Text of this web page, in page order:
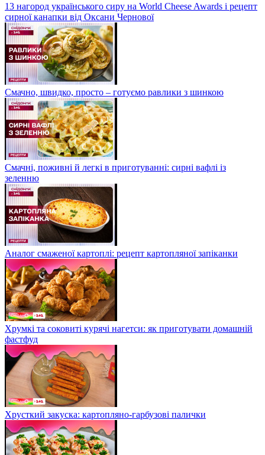
13 нагород українського сиру на World Cheese Awards і рецепт
сирної канапки від Оксани Чернової
Смачно, швидко, просто – готуємо равлики з шинкою
Смачні, поживні й легкі в приготуванні: сирні вафлі із
зеленню
Аналог смаженої картоплі: рецепт картопляної запіканки
Хрумкі та соковиті курячі нагетси: як приготувати домашній
фастфуд
Хрусткий закуска: картопляно-гарбузові палички